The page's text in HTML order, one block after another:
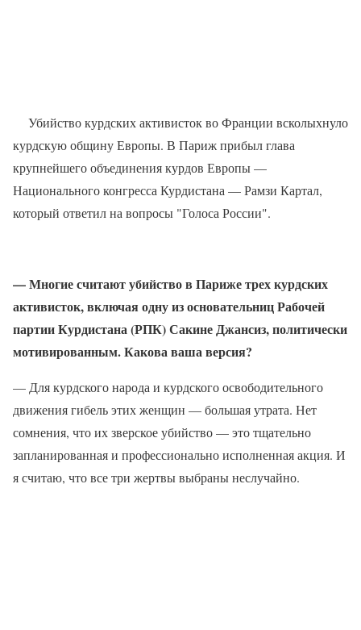
Убийство курдских активисток во Франции всколыхнуло
курдскую общину Европы. В Париж прибыл глава
крупнейшего объединения курдов Европы —
Национального конгресса Курдистана — Рамзи Картал,
который ответил на вопросы "Голоса России".
— Многие считают убийство в Париже трех курдских
активисток, включая одну из основательниц Рабочей
партии Курдистана (РПК) Сакине Джансиз, политически
мотивированным. Какова ваша версия?
— Для курдского народа и курдского освободительного
движения гибель этих женщин — большая утрата. Нет
сомнения, что их зверское убийство — это тщательно
запланированная и профессионально исполненная акция. И
я считаю, что все три жертвы выбраны неслучайно.